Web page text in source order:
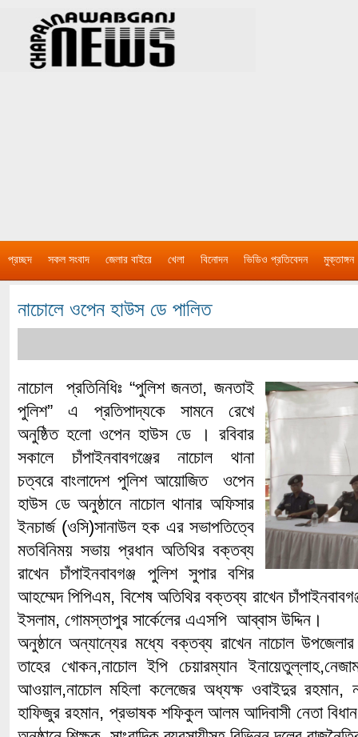
প্রচ্ছদ সকল সংবাদ জেলার বাইরে খেলা বিনোদন ভিডিও প্রতিবেদন মুক্তাঙ্গন
নাচোলে ওপেন হাউস ডে পালিত
নাচোল প্রতিনিধিঃ “পুলিশ জনতা, জনতাই
পুলিশ” এ প্রতিপাদ্যকে সামনে রেখে
অনুষ্ঠিত হলো ওপেন হাউস ডে । রবিবার
সকালে চাঁপাইনবাবগঞ্জের নাচোল থানা
চত্বরে বাংলাদেশ পুলিশ আয়োজিত ওপেন
হাউস ডে অনুষ্ঠানে নাচোল থানার অফিসার
ইনচার্জ (ওসি)সানাউল হক এর সভাপতিত্বে
মতবিনিময় সভায় প্রধান অতিথির বক্তব্য
রাখেন চাঁপাইনবাবগঞ্জ পুলিশ সুপার বশির
আহম্মেদ পিপিএম, বিশেষ অতিথির বক্তব্য রাখেন
ইসলাম, গোমস্তাপুর সার্কেলের এএসপি আব্বাস উদ্দিন।
অনুষ্ঠানে অন্যান্যের মধ্যে বক্তব্য রাখেন নাচোল
তাহের খোকন,নাচোল ইপি চেয়ারম্যান
আওয়াল,নাচোল মহিলা কলেজের অধ্যক্ষ ওবাইদুর রহমান,
হাফিজুর রহমান, প্রভাষক শফিকুল আলম আদিবাসী নেতা